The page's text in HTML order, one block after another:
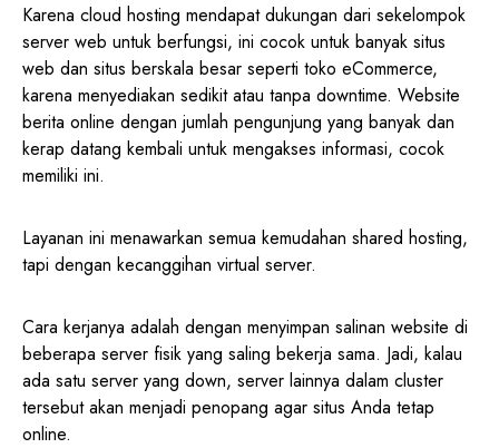
Karena cloud hosting mendapat dukungan dari sekelompok
server web untuk berfungsi, ini cocok untuk banyak situs
web dan situs berskala besar seperti toko eCommerce,
karena menyediakan sedikit atau tanpa downtime. Website
berita online dengan jumlah pengunjung yang banyak dan
kerap datang kembali untuk mengakses informasi, cocok
memiliki ini.
Layanan ini menawarkan semua kemudahan shared hosting,
tapi dengan kecanggihan virtual server.
Cara kerjanya adalah dengan menyimpan salinan website di
beberapa server fisik yang saling bekerja sama. Jadi, kalau
ada satu server yang down, server lainnya dalam cluster
tersebut akan menjadi penopang agar situs Anda tetap
online.